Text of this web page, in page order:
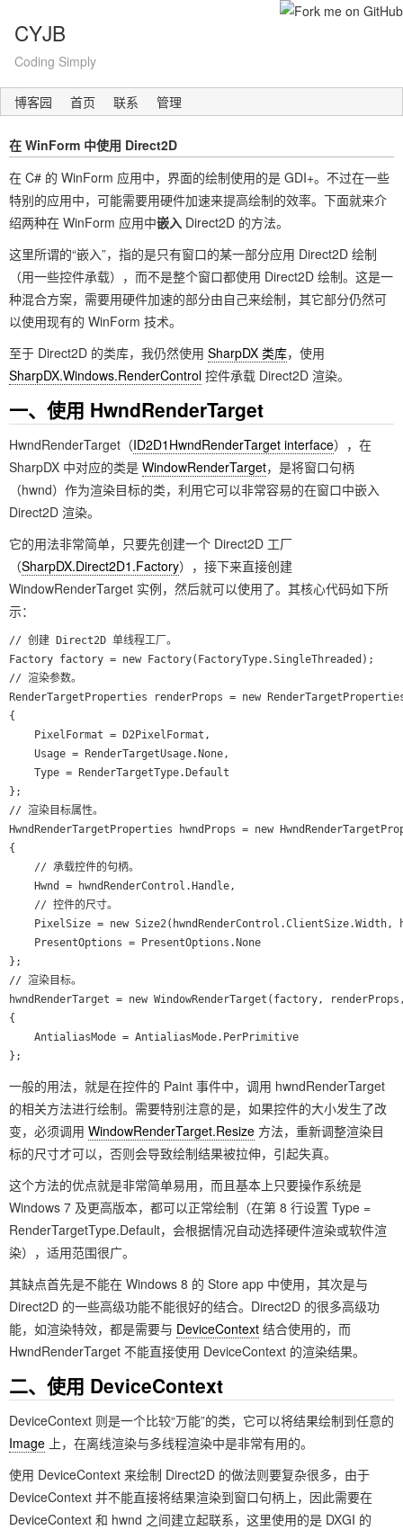
CYJB
Coding Simply
博客园 首页 联系 管理
在 WinForm 中使用 Direct2D
在 C# 的 WinForm 应用中，界面的绘制使用的是 GDI+。不过在一些
特别的应用中，可能需要用硬件加速来提高绘制的效率。下面就来介
绍两种在 WinForm 应用中嵌入 Direct2D 的方法。
这里所谓的“嵌入”，指的是只有窗口的某一部分应用 Direct2D 绘制
（用一些控件承载），而不是整个窗口都使用 Direct2D 绘制。这是一
种混合方案，需要用硬件加速的部分由自己来绘制，其它部分仍然可
以使用现有的 WinForm 技术。
至于 Direct2D 的类库，我仍然使用 SharpDX 类库，使用
SharpDX.Windows.RenderControl 控件承载 Direct2D 渲染。
一、使用 HwndRenderTarget
HwndRenderTarget（ID2D1HwndRenderTarget interface），在
SharpDX 中对应的类是 WindowRenderTarget，是将窗口句柄
（hwnd）作为渲染目标的类，利用它可以非常容易的在窗口中嵌入
Direct2D 渲染。
它的用法非常简单，只要先创建一个 Direct2D 工厂
（SharpDX.Direct2D1.Factory），接下来直接创建
WindowRenderTarget 实例，然后就可以使用了。其核心代码如下所
示：
// 创建 Direct2D 单线程工厂。
Factory factory = new Factory(FactoryType.SingleThreaded);
// 渲染参数。
RenderTargetProperties renderProps = new
{
};
// 渲染目标属性。
HwndRenderTargetProperties hwndProps = new
{
};
// 渲染目标。
hwndRenderTarget = new WindowRenderTarget(factory,
{
一般的用法，就是在控件的 Paint 事件中，调用 hwndRenderTarget
的相关方法进行绘制。需要特别注意的是，如果控件的大小发生了改
变，必须调用 WindowRenderTarget.Resize 方法，重新调整渲染目
标的尺寸才可以，否则会导致绘制结果被拉伸，引起失真。
这个方法的优点就是非常简单易用，而且基本上只要操作系统是
Windows 7 及更高版本，都可以正常绘制（在第 8 行设置 Type =
RenderTargetType.Default，会根据情况自动选择硬件渲染或软件渲
染），适用范围很广。
其缺点首先是不能在 Windows 8 的 Store app 中使用，其次是与
Direct2D 的一些高级功能不能很好的结合。Direct2D 的很多高级功
能，如渲染特效，都是需要与 DeviceContext 结合使用的，而
HwndRenderTarget 不能直接使用 DeviceContext 的渲染结果。
二、使用 DeviceContext
DeviceContext 则是一个比较“万能”的类，它可以将结果绘制到任意的
Image 上，在离线渲染与多线程渲染中是非常有用的。
使用 DeviceContext 来绘制 Direct2D 的做法则要复杂很多，由于
DeviceContext 并不能直接将结果渲染到窗口句柄上，因此需要在
DeviceContext 和 hwnd 之间建立起联系，这里使用的是 DXGI 的